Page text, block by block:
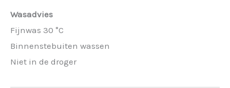
Wasadvies
Fijnwas 30 °C
Binnenstebuiten wassen
Niet in de droger